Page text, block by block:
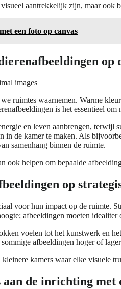
aantrekkelijk zijn, maar ook
een foto op canvas
op
ruimtes waarnemen. Warme
is het essentieel
en leven aanbrengen,
in de kamer te maken. Als
samenhang binnen de ruimte.
ook helpen om bepaalde
op
voor hun impact op de ruimte.
afbeeldingen moeten
voelen tot het kunstwerk en
afbeeldingen hoger of
kamers waar elke visuele
aan de inrichting